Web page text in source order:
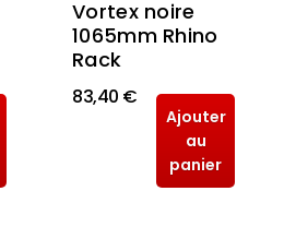
Vortex noire
1065mm Rhino
Rack
83,40 €
Ajouter
au
panier